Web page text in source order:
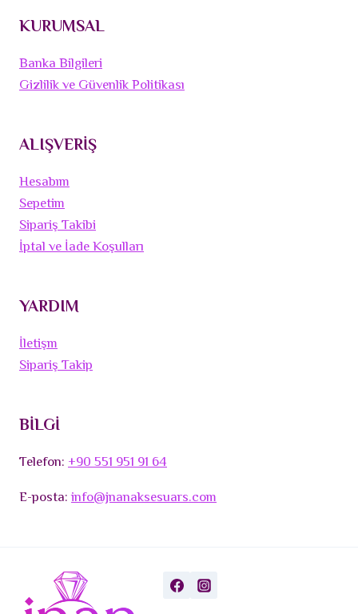
KURUMSAL
Banka Bilgileri
Gizlilik ve Güvenlik Politikası
ALIŞVERİŞ
Hesabım
Sepetim
Sipariş Takibi
İptal ve İade Koşulları
YARDIM
İletişm
Sipariş Takip
BİLGİ
Telefon:+90 551 951 91 64
E-posta:info@jnanaksesuars.com